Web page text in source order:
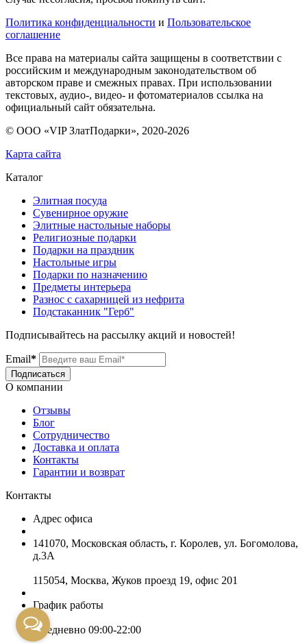
Политика конфиденциальности и Пользовательское
соглашение
Все права на материалы сайта защищены в соответствии с
российским и международным законодательством об
авторском праве и смежных правах. При использовании
текстовых, аудио-, видео- и фотоматериалов ссылка на
официальный сайт обязательна.
© ООО «VIP ЗлатПодарки», 2020-2026
Карта сайта
Каталог
Элитная посуда
Сувенирное оружие
Элитные настольные наборы
Религиозные подарки
Подарки на праздник
Настольные игры
Подарки по назначению
Предметы интерьера
Разнос с сахарницей из нефрита
Подстаканник "Герб"
Подписывайтесь на рассылку акций и новостей!
Email*
Подписаться
О компании
Отзывы
Блог
Сотрудничество
Доставка и оплата
Контакты
Гарантии и возврат
Контакты
Адрес офиса
141070, Московская область, г. Королев, ул. Богомолова,
д.3А
115054, Москва, Жуков проезд 19, офис 201
График работы
Ежедневно 09:00-22:00